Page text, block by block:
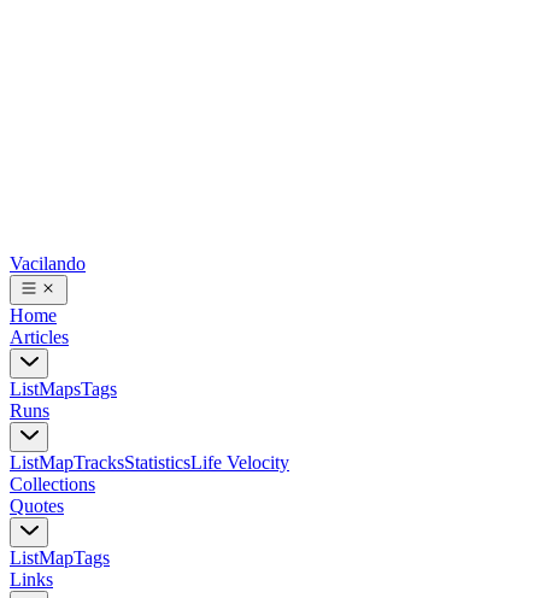
Vacilando
Home
Articles
ListMapsTags
Runs
ListMapTracksStatisticsLife Velocity
Collections
Quotes
ListMapTags
Links